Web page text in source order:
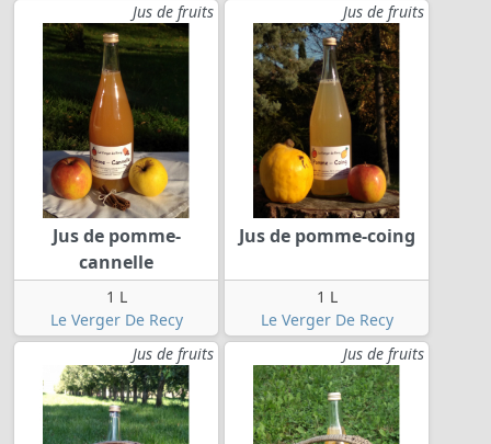
Jus de fruits
Jus de pomme-
cannelle
1 L
Le Verger De Recy
Jus de fruits
Jus de pomme-coing
1 L
Le Verger De Recy
Jus de fruits
Jus de fruits